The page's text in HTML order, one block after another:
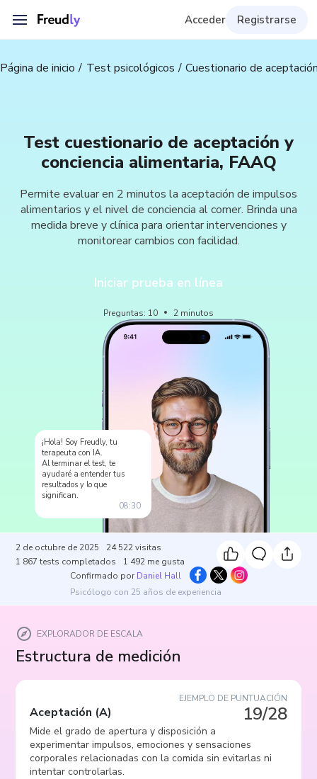
Acceder Registrarse
Página de inicio Test psicológicos Cuestionario de
Test cuestionario de aceptación y
conciencia alimentaria, FAAQ
Permite evaluar en 2 minutos la aceptación de impulsos
alimentarios y el nivel de conciencia al comer. Brinda una
medida breve y clínica para orientar intervenciones y
monitorear cambios con facilidad.
Iniciar prueba en línea
Preguntas: 10 2 minutos
¡Hola! Soy Freudly, tu
terapeuta con IA.
Al terminar el test, te
ayudaré a entender tus
resultados y lo que
significan.
08:30
2 de octubre de 2025 24 522 visitas
1 867 tests completados 1 492 me gusta
Confirmado por Daniel Hall
Psicólogo con 25 años de experiencia
EXPLORADOR DE ESCALA
Estructura de medición
EJEMPLO DE PUNTUACIÓN
19/28
Aceptación (A)
Mide el grado de apertura y disposición a
experimentar impulsos, emociones y sensaciones
corporales relacionadas con la comida sin evitarlas ni
intentar controlarlas.